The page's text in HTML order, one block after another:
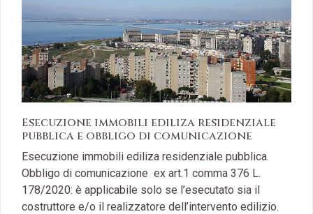
Esecuzione immobili ediliza residenziale
pubblica e obbligo di comunicazione
Esecuzione immobili ediliza residenziale pubblica.
Obbligo di comunicazione ex art.1 comma 376 L.
178/2020: è applicabile solo se l’esecutato sia il
costruttore e/o il realizzatore dell’intervento edilizio.